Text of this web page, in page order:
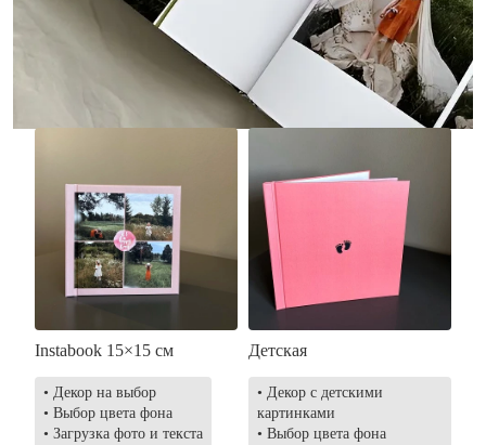
• Загрузка фото и текста
• Выбор цвета фона
• Загрузка фото и текста
Instabook 15×15 см
• Декор на выбор
• Выбор цвета фона
• Загрузка фото и текста
Детская
• Декор с детскими
картинками
• Выбор цвета фона